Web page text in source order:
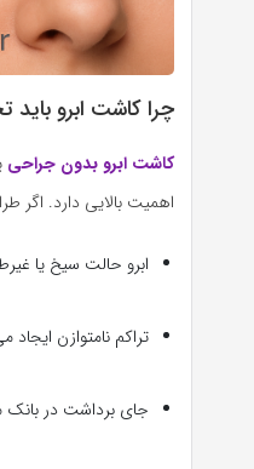
چرا کاشت ابرو
کاشت ابرو بدون جراحی
اهمیت بالایی دارد. اگر
ابرو حالت سیخ یا
تراکم نامتوازن ایجاد
جای برداشت در